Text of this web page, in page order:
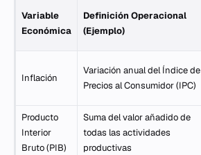
Variable
Económica
Definición Operacional
(Ejemplo)
Inflación
Variación anual del Índice de
Precios al Consumidor (IPC)
Producto
Interior
Bruto (PIB)
Suma del valor añadido de
todas las actividades
productivas